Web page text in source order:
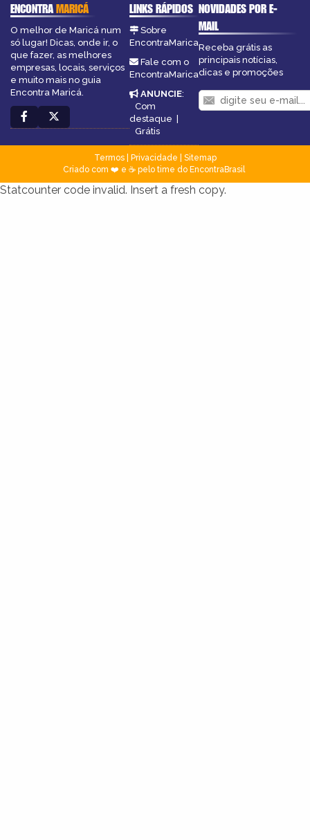
ENCONTRAMARICÁ
O melhor de Maricá num
só lugar! Dicas, onde ir, o
que fazer, as melhores
empresas, locais, serviços
e muito mais no guia
Encontra Maricá.
LINKS RÁPIDOS
Sobre
EncontraMarica
Fale com o
EncontraMarica
ANUNCIE:
Com
destaque
Grátis
NOVIDADES POR E-
MAIL
Receba grátis as
principais notícias,
dicas e promoções
Termos| Privacidade
Sitemap
Criado com ❤️ e ☕ pelo time do EncontraBrasil
Statcounter code invalid. Insert a fresh copy.